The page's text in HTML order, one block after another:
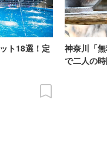
ト18選！定
神奈川「
で二人の時